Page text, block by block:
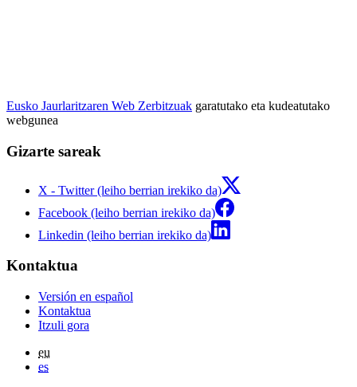
Eusko Jaurlaritzaren Web Zerbitzuak garatutako eta kudeatutako
webgunea
Gizarte sareak
X - Twitter (leiho berrian irekiko da)
Facebook (leiho berrian irekiko da)
Linkedin (leiho berrian irekiko da)
Kontaktua
Versión en español
Kontaktua
Itzuli gora
eu
es